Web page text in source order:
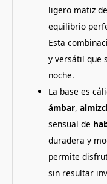
ligero matiz de
equilibrio
Esta
y versátil que
noche.
La base es
ámbar,
sensual de
duradera y
permite
sin resultar